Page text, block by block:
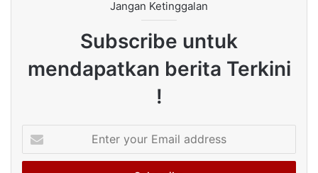
Jangan Ketinggalan
Subscribe untuk
mendapatkan berita Terkini
!
your
Email